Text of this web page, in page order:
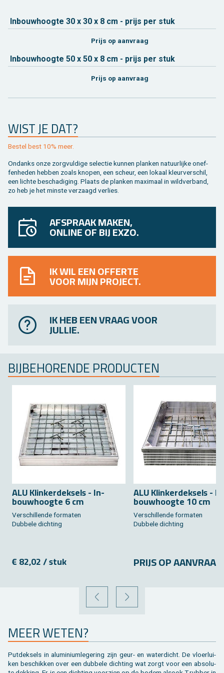
In­bouw­hoog­te 30 x 30 x 8 cm - prijs per stuk
Prijs op aan­vraag
In­bouw­hoog­te 50 x 50 x 8 cm - prijs per stuk
Prijs op aan­vraag
WIST JE DAT?
Be­stel best 10% meer.
On­danks onze zorg­vul­di­ge se­lec­tie kun­nen plan­ken na­tuur­lij­ke on­ef­
fen­he­den heb­ben zoals kno­pen, een scheur, een lo­kaal kleur­ver­schil,
een lich­te be­scha­di­ging. Plaats de plan­ken maxi­maal in wild­ver­band,
zo heb je het min­ste ver­zaagd ver­lies.
AFSPRAAK MAKEN,
ONLINE OF BIJ EXZO.
IK WIL EEN OFFERTE
VOOR MIJN PROJECT.
IK HEB EEN VRAAG VOOR
JULLIE.
BIJ­BE­HO­REN­DE PRO­DUC­TEN
ALU Klin­ker­dek­sels - In­
bouw­hoog­te 6 cm
Ver­schil­len­de for­ma­ten
Dub­be­le dich­ting
€ 82,02 / stuk
ALU Klin­ker­dek­sels -
bouw­hoog­te 10 cm
Ver­schil­len­de for­ma­ten
Dub­be­le dich­ting
PRIJS OP AAN­VRAAG
VORIGE VOLGENDE
MEER WETEN?
Put­dek­sels in alu­mi­ni­um­le­ge­ring zijn geur- en wa­ter­dicht. De vloer­lui­
ken be­schik­ken over een dub­be­le dich­ting wat zorgt voor een ab­so­lu­